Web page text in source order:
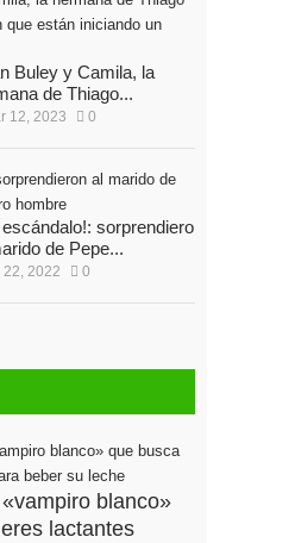
Buley y Camila, la
de Thiago...
12, 2023 0
escándalo!: sorprendieron
de Pepe...
22, 2022 0
blanco»
lactantes